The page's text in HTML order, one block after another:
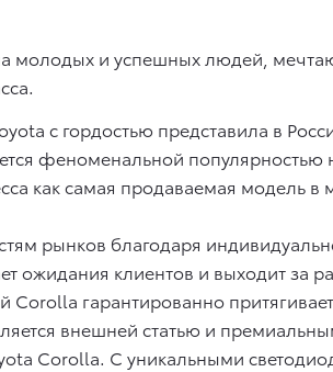
молодых и успешных людей,
с гордостью представила в
феноменальной
как самая продаваемая модель
рынков благодаря
ожидания клиентов и выходит за
гарантированно
внешней статью и
Corolla. С уникальными